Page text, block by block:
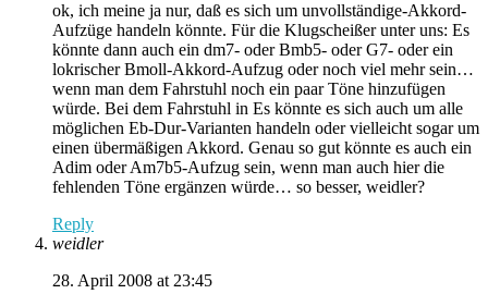
ok, ich meine ja nur, daß es sich um unvollständige-Akkord-
Aufzüge handeln könnte. Für die Klugscheißer unter uns: Es
könnte dann auch ein dm7- oder Bmb5- oder G7- oder ein
lokrischer Bmoll-Akkord-Aufzug oder noch viel mehr sein…
wenn man dem Fahrstuhl noch ein paar Töne hinzufügen
würde. Bei dem Fahrstuhl in Es könnte es sich auch um alle
möglichen Eb-Dur-Varianten handeln oder vielleicht sogar um
einen übermäßigen Akkord. Genau so gut könnte es auch ein
Adim oder Am7b5-Aufzug sein, wenn man auch hier die
fehlenden Töne ergänzen würde… so besser, weidler?
Reply
weidler
28. April 2008 at 23:45